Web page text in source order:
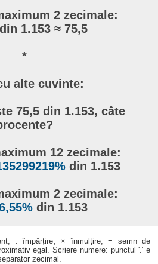
2 zecimale:
1.153 ≈ 75,5
*
alte cuvinte:
75,5 din 1.153, câte
12 zecimale:
din 1.153
2 zecimale:
din 1.153
: împărțire, × înmulțire, = semn de
egal. Scriere numere: punctul '.' e
zecimal.